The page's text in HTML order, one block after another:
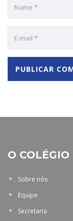
O COLÉGIO
Sobre nós
Equipe
Secretaria